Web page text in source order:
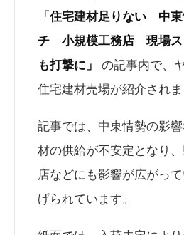
「住宅建材足りない 中
チ 小規模工務店 現場
も打撃に」
の記事内で、
住宅建材売場が紹介されま
記事では、中東情勢の影
材の供給が不安定となり
店などにも影響が広がっ
げられています。